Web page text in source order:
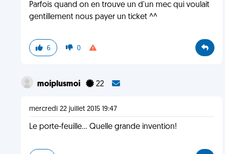
Parfois quand on en trouve un d'un mec qui voulait
gentillement nous payer un ticket ^^
6 0
moiplusmoi 22
mercredi 22 juillet 2015 19:47
Le porte-feuille... Quelle grande invention!